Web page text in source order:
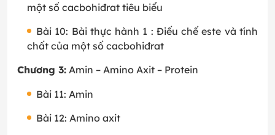
một số cacbohiđrat tiêu biểu
Bài 10: Bài thực hành 1 : Điếu chế este và tính
chất của một số cacbohiđrat
Chương 3: Amin – Amino Axit – Protein
Bài 11: Amin
Bài 12: Amino axit